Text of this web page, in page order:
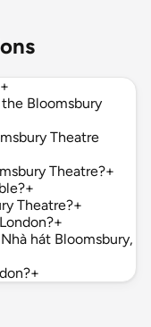
+
Bloomsbury
Theatre
Theatre?+
+
Theatre?+
+
hát Bloomsbury,
+